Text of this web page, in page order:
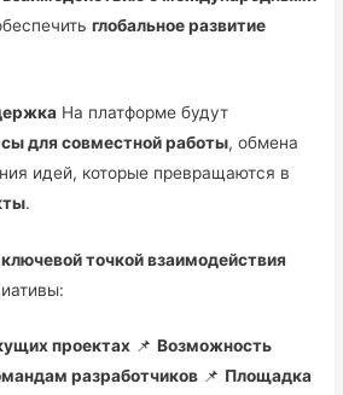
глобальное развитие
На платформе будут
для совместной работы, обмена
идей, которые превращаются в
.
ключевой точкой взаимодействия
проектах 📌Возможность
разработчиков 📌 Площадка